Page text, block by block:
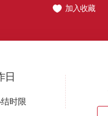
加入收藏
日
时限